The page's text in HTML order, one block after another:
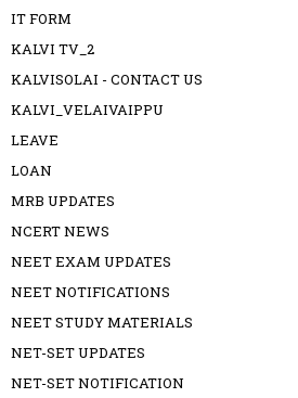
IT FORM
KALVI TV_2
KALVISOLAI - CONTACT US
KALVI_VELAIVAIPPU
LEAVE
LOAN
MRB UPDATES
NCERT NEWS
NEET EXAM UPDATES
NEET NOTIFICATIONS
NEET STUDY MATERIALS
NET-SET UPDATES
NET-SET NOTIFICATION